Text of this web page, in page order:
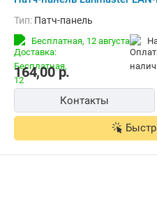
Тип: Патч-панель
Бесплатная, 12 августа
164,00р.
Контакты